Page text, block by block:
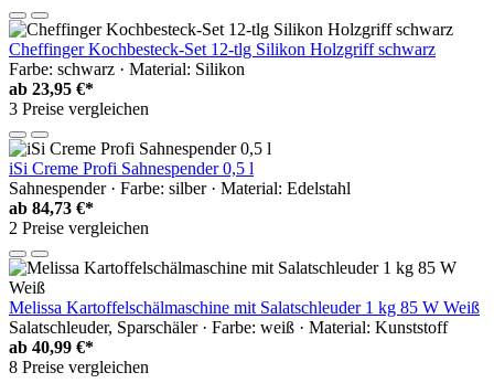
Cheffinger Kochbesteck-Set 12-tlg Silikon Holzgriff schwarz
Farbe: schwarz · Material: Silikon
ab 23,95 €*
3 Preise vergleichen
iSi Creme Profi Sahnespender 0,5 l
Sahnespender · Farbe: silber · Material: Edelstahl
ab 84,73 €*
2 Preise vergleichen
Melissa Kartoffelschälmaschine mit Salatschleuder 1 kg 85 W Weiß
Salatschleuder, Sparschäler · Farbe: weiß · Material: Kunststoff
ab 40,99 €*
8 Preise vergleichen